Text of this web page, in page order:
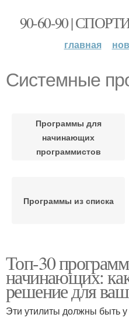
90-60-90 |
главная
Системные
Программы для
начинающих
программистов
Программы из списка
Топ-30
начинающих:
решение для
Эти утилиты должны быть у